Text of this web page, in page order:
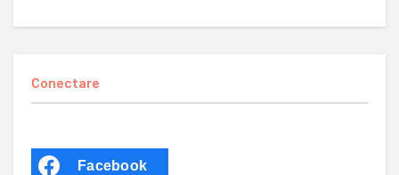
Conectare
Facebook